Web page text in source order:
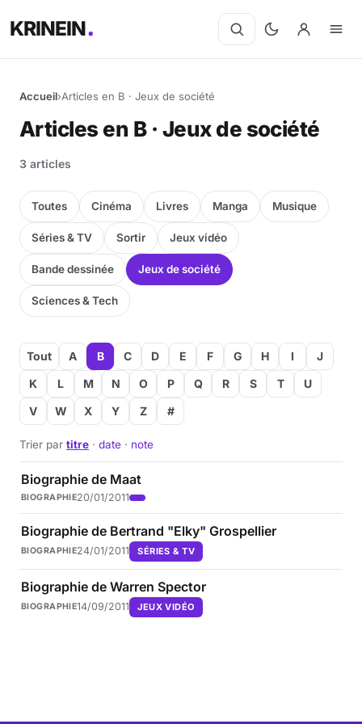
KRINEIN
Accueil›Articles en B · Jeux de société
Articles en B · Jeux de société
3 articles
Toutes Cinéma Livres Manga Musique
Séries & TV Sortir Jeux vidéo
Bande dessinée Jeux de société
Sciences & Tech
Tout A B C D E F G H I
J
K
L M N O P Q R S T
U
V
W X Y Z #
Trier par titre · date · note
Biographie de Maat
BIOGRAPHIE20/01/2011
Biographie de Bertrand "Elky" Grospellier
BIOGRAPHIE24/01/2011 SÉRIES & TV
Biographie de Warren Spector
BIOGRAPHIE14/09/2011 JEUX VIDÉO